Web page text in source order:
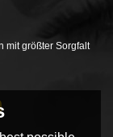
mit größter Sorgfalt